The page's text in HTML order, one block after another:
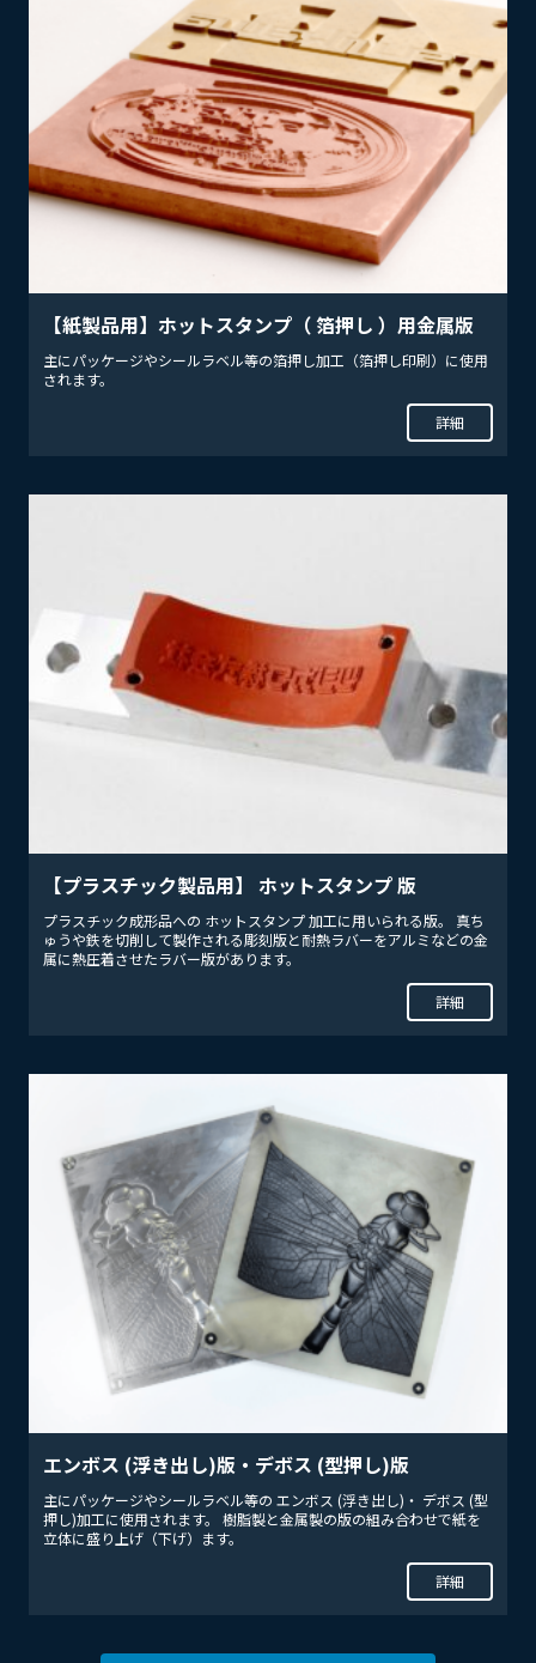
【紙製品用】ホットスタンプ（ 箔押し ）用金属版
主にパッケージやシールラベル等の箔押し加工（箔押し印刷）に使用
されます。
詳細
【プラスチック製品用】 ホットスタンプ 版
プラスチック成形品への ホットスタンプ 加工に用いられる版。 真ち
ゅうや鉄を切削して製作される彫刻版と耐熱ラバーをアルミなどの金
属に熱圧着させたラバー版があります。
詳細
エンボス (浮き出し)版・デボス (型押し)版
主にパッケージやシールラベル等の エンボス (浮き出し)・ デボス (型
押し)加工に使用されます。 樹脂製と金属製の版の組み合わせで紙を
立体に盛り上げ（下げ）ます。
詳細